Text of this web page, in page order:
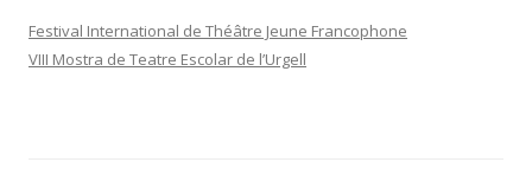
Festival International de Théâtre Jeune Francophone
VIII Mostra de Teatre Escolar de l’Urgell